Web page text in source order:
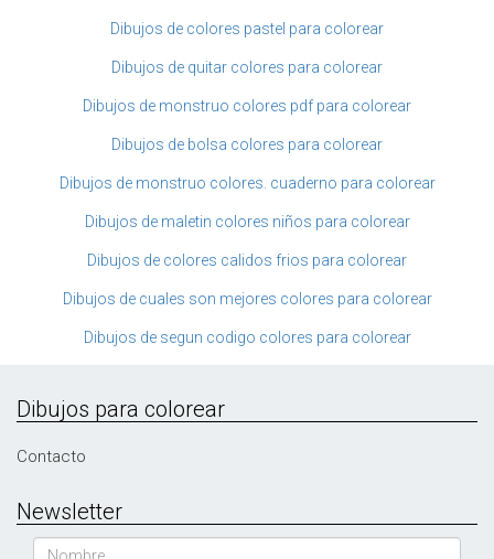
Dibujos de colores pastel para colorear
Dibujos de quitar colores para colorear
Dibujos de monstruo colores pdf para colorear
Dibujos de bolsa colores para colorear
Dibujos de monstruo colores. cuaderno para colorear
Dibujos de maletin colores niños para colorear
Dibujos de colores calidos frios para colorear
Dibujos de cuales son mejores colores para colorear
Dibujos de segun codigo colores para colorear
Dibujos para colorear
Contacto
Newsletter
Nombre